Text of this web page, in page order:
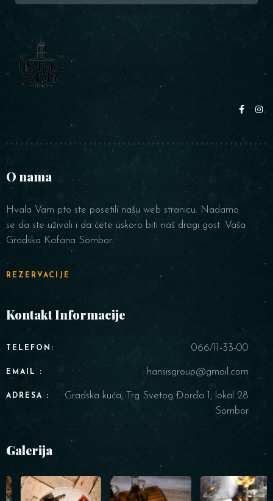
O nama
Hvala Vam pto ste posetili našu web stranicu. Nadamo
se da ste uživali i da ćete uskoro biti naš dragi gost. Vaša
Gradska Kafana Sombor.
REZERVACIJE
Kontakt Informacije
TELEFON: 066/11-33-00
EMAIL : hansisgroup@gmail.com
ADRESA :
Gradska kuća, Trg Svetog Đorđa 1, lokal 28
Sombor
Galerija